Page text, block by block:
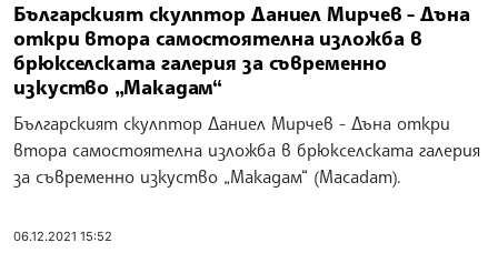
Българският скулптор Даниел Мирчев - Дъна
откри втора самостоятелна изложба в
брюкселската галерия за съвременно
изкуство „Макадам“
Българският скулптор Даниел Мирчев - Дъна откри
втора самостоятелна изложба в брюкселската галерия
за съвременно изкуство „Макадам“ (Macadam).
06.12.2021 15:52